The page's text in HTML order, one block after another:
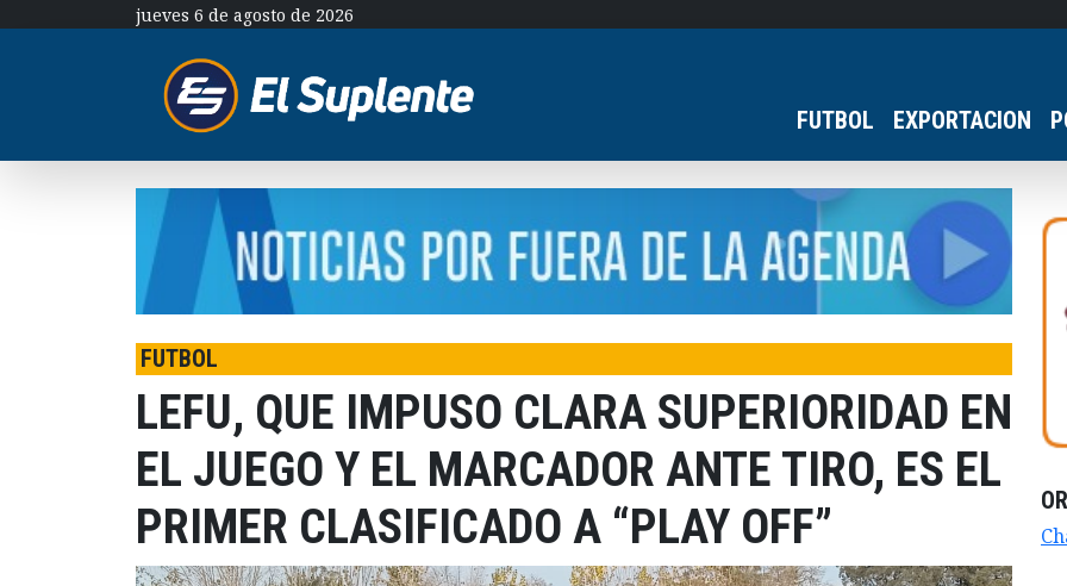
jueves 6 de agosto de 2026
FUTBOL EXPORTACION
FUTBOL
LEFU, QUE IMPUSO CLARA SUPERIORIDAD EN
EL JUEGO Y EL MARCADOR ANTE TIRO, ES EL
PRIMER CLASIFICADO A “PLAY OFF”